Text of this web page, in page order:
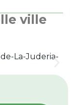
ville